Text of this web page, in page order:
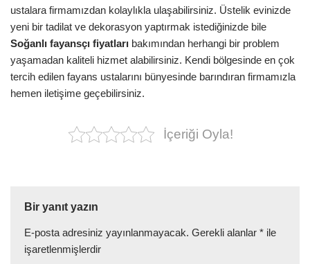
ustalara firmamızdan kolaylıkla ulaşabilirsiniz. Üstelik evinizde
yeni bir tadilat ve dekorasyon yaptırmak istediğinizde bile
Soğanlı fayansçı fiyatları bakımından herhangi bir problem
yaşamadan kaliteli hizmet alabilirsiniz. Kendi bölgesinde en çok
tercih edilen fayans ustalarını bünyesinde barındıran firmamızla
hemen iletişime geçebilirsiniz.
İçeriği Oyla!
Bir yanıt yazın
E-posta adresiniz yayınlanmayacak. Gerekli alanlar * ile
işaretlenmişlerdir